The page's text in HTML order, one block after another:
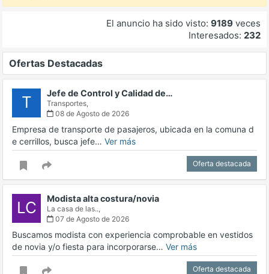
El anuncio ha sido visto: 9189 veces
Interesados: 232
Ofertas Destacadas
T Jefe de Control y Calidad de…
Transportes,
08 de Agosto de 2026
Empresa de transporte de pasajeros, ubicada en la comuna d
e cerrillos, busca jefe… Ver más
Oferta destacada
LC Modista alta costura/novia
La casa de las..,
07 de Agosto de 2026
Buscamos modista con experiencia comprobable en vestidos
de novia y/o fiesta para incorporarse… Ver más
Oferta destacada